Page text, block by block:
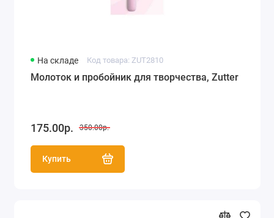
На складе Код товара: ZUT2810
Молоток и пробойник для творчества, Zutter
175.00р. 350.00р.
Купить